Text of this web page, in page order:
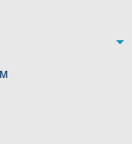
обладнання та